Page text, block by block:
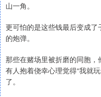
山一角。
更可怕的是这些钱最后变成
的炮弹。
那些在赌场里被折磨的同胞
有人抱着侥幸心理觉得“我就
了。